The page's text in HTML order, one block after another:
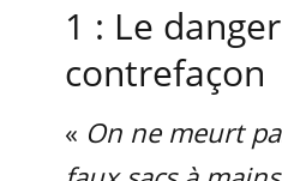
1 : Le
contrefaçon
« On ne meurt